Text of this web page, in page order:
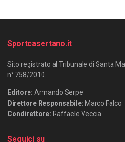
Sportcasertano.it
Sito registrato al Tribunale di Santa
n° 758/2010.
Editore: Armando Serpe
Direttore Responsabile: Marco Falco
Condirettore: Raffaele Veccia
Seguici su